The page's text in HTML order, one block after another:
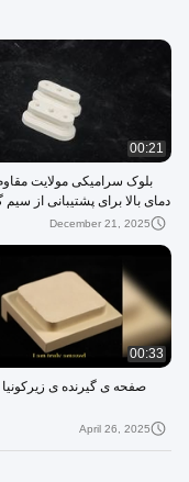
00:21
بلوک سرامیکی مولایت مقاوم
دمای بالا برای پشتیبانی از
December 21, 2025
00:33
صفحه ی گیرنده ی زیرکونیا
April 26, 2025